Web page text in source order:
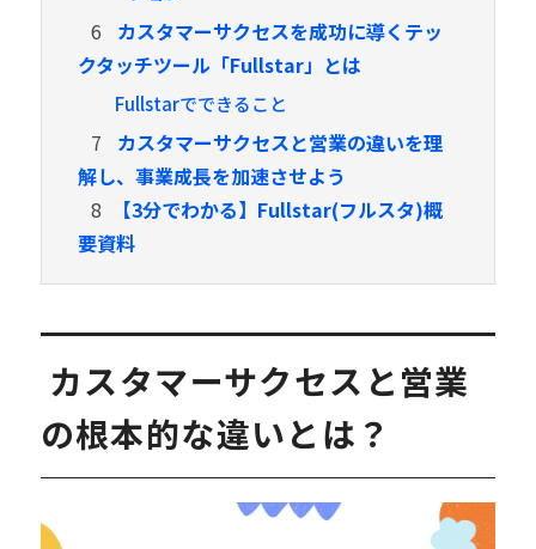
6
カスタマーサクセスを成功に導くテッ
クタッチツール「Fullstar」とは
Fullstarでできること
7
カスタマーサクセスと営業の違いを理
解し、事業成長を加速させよう
8
【3分でわかる】Fullstar(フルスタ)概
要資料
カスタマーサクセスと営業
の根本的な違いとは？